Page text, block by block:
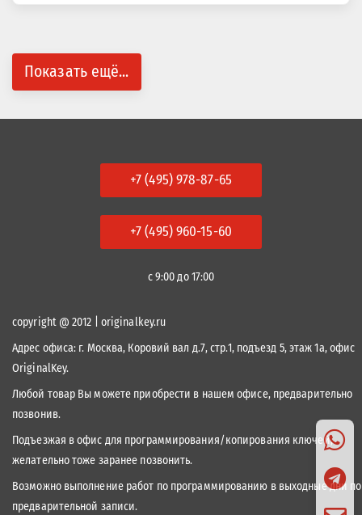
Показать ещё...
+7 (495) 978-87-65
+7 (495) 960-15-60
с 9:00 до 17:00
copyright @ 2012 | originalkey.ru
Адрес офиса: г. Москва, Коровий вал д.7, стр.1, подъезд 5, этаж 1а, офис
OriginalKey.
Любой товар Вы можете приобрести в нашем офисе, предварительно
позвонив.
Подъезжая в офис для программирования/копирования ключей,
желательно тоже заранее позвонить.
Возможно выполнение работ по программированию в выходные дни по
предварительной записи.